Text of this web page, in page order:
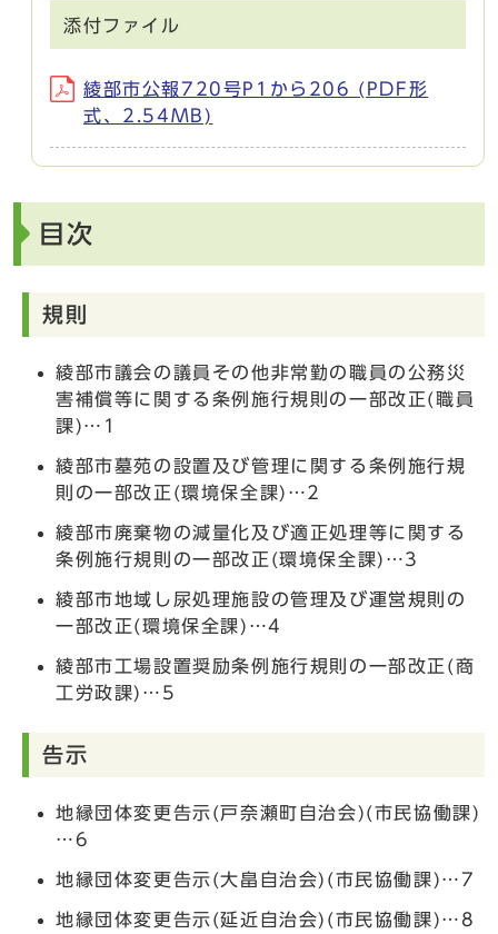
添付ファイル
綾部市公報720号P1から206 (PDF形
式、2.54MB)
目次
規則
綾部市議会の議員その他非常勤の職員の公務災
害補償等に関する条例施行規則の一部改正(職員
課)…1
綾部市墓苑の設置及び管理に関する条例施行規
則の一部改正(環境保全課)…2
綾部市廃棄物の減量化及び適正処理等に関する
条例施行規則の一部改正(環境保全課)…3
綾部市地域し尿処理施設の管理及び運営規則の
一部改正(環境保全課)…4
綾部市工場設置奨励条例施行規則の一部改正(商
工労政課)…5
告示
地縁団体変更告示(戸奈瀬町自治会)(市民協働課)
…6
地縁団体変更告示(大畠自治会)(市民協働課)…7
地縁団体変更告示(延近自治会)(市民協働課)…8